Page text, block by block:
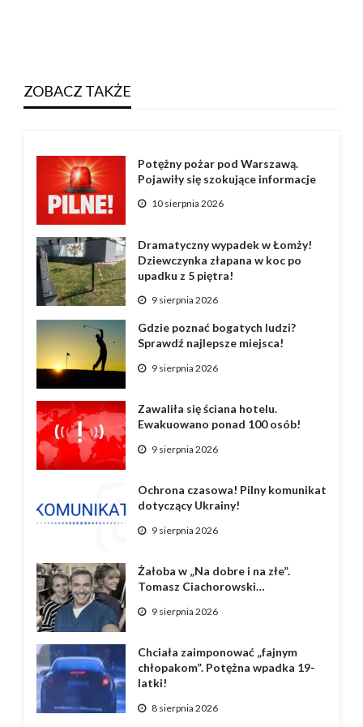
ZOBACZ TAKŻE
Potężny pożar pod Warszawą.
Pojawiły się szokujące informacje
10 sierpnia 2026
Dramatyczny wypadek w Łomży!
Dziewczynka złapana w koc po
upadku z 5 piętra!
9 sierpnia 2026
Gdzie poznać bogatych ludzi?
Sprawdź najlepsze miejsca!
9 sierpnia 2026
Zawaliła się ściana hotelu.
Ewakuowano ponad 100 osób!
9 sierpnia 2026
Ochrona czasowa! Pilny komunikat
dotyczący Ukrainy!
9 sierpnia 2026
Żałoba w „Na dobre i na złe”.
Tomasz Ciachorowski…
9 sierpnia 2026
Chciała zaimponować „fajnym
chłopakom”. Potężna wpadka 19-
latki!
8 sierpnia 2026